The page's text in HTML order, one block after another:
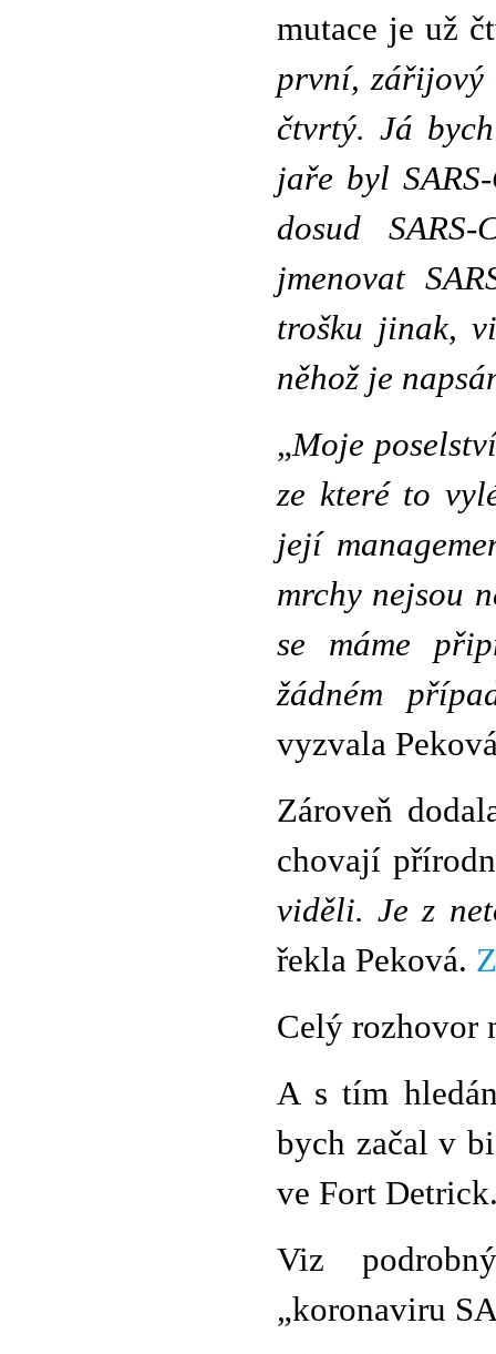
mutace je už
první, zářijový
čtvrtý. Já
jaře byl
dosud
jmenovat
trošku jinak,
něhož je
„Moje
ze které to
její
mrchy nejsou
se máme
žádném
vyzvala
Zároveň
chovají
viděli. Je z
řekla Peková.
Celý rozhovor
A s tím
bych začal v
ve Fort
Viz
„koronaviru